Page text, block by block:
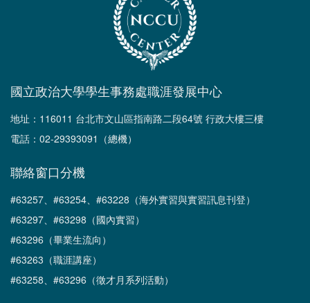
國立政治大學學生事務處職涯發展中心
地址：116011 台北市文山區指南路二段64號 行政大樓三樓
電話：02-29393091（總機）
聯絡窗口分機
#63257、#63254、#63228（海外實習與實習訊息刊登）
#63297、#63298（國內實習）
#63296（畢業生流向）
#63263（職涯講座）
#63258、#63296（徵才月系列活動）